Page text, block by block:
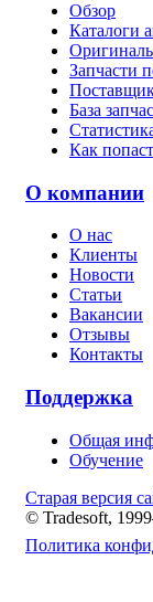
Обзор
Каталоги
Запчасти
База
Как
О компании
О нас
Клиенты
Новости
Статьи
Вакансии
Отзывы
Контакты
Поддержка
Общая
Обучение
Старая версия
© Tradesoft,
Политика